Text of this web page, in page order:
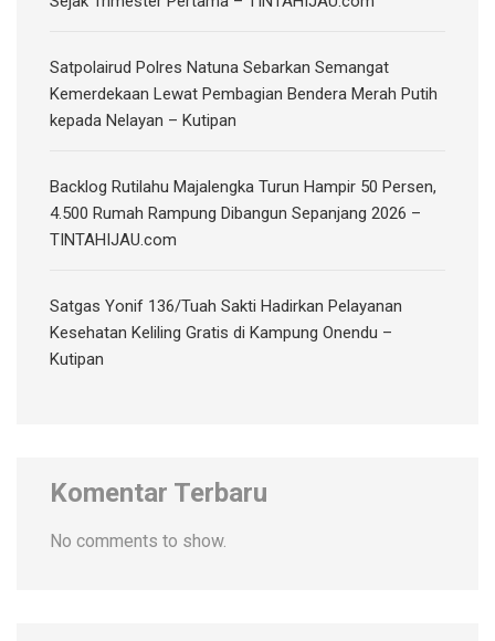
Satpolairud Polres Natuna Sebarkan Semangat
Kemerdekaan Lewat Pembagian Bendera Merah Putih
kepada Nelayan – Kutipan
‎Backlog Rutilahu Majalengka Turun Hampir 50 Persen,
4.500 Rumah Rampung Dibangun Sepanjang 2026 –
TINTAHIJAU.com
Satgas Yonif 136/Tuah Sakti Hadirkan Pelayanan
Kesehatan Keliling Gratis di Kampung Onendu –
Kutipan
Komentar Terbaru
No comments to show.